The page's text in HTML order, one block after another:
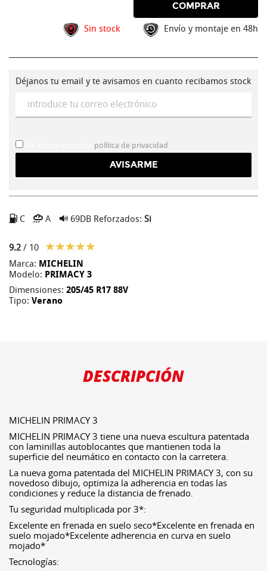
COMPRAR
Sin stock Envío y montaje en 48h
Déjanos tu email y te avisamos en cuanto recibamos stock
política de privacidad
C A 69DB Reforzados: Si
9.2 / 10
Marca: MICHELIN
Modelo: PRIMACY 3
Dimensiones: 205/45 R17 88V
Tipo: Verano
DESCRIPCIÓN
MICHELIN PRIMACY 3
MICHELIN PRIMACY 3 tiene una nueva escultura patentada
con laminillas autoblocantes que mantienen toda la
superficie del neumático en contacto con la carretera.
La nueva goma patentada del MICHELIN PRIMACY 3, con su
novedoso dibujo, optimiza la adherencia en todas las
condiciones y reduce la distancia de frenado.
Tu seguridad multiplicada por 3*:
Excelente en frenada en suelo seco*Excelente en frenada en
suelo mojado*Excelente adherencia en curva en suelo
mojado*
Tecnologías: